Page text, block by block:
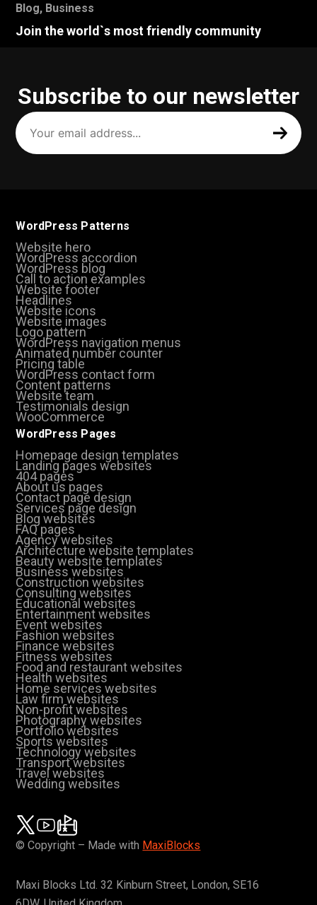
Blog, Business
Join the world`s most friendly community
Subscribe to our newsletter
Your
email
address
(Required)
WordPress Patterns
Website hero
WordPress accordion
WordPress blog
Call to action examples
Website footer
Headlines
Website icons
Website images
Logo pattern
WordPress navigation menus
Animated number counter
Pricing table
WordPress contact form
Content patterns
Website team
Testimonials design
WooCommerce
WordPress Pages
Homepage design templates
Landing pages websites
404 pages
About us pages
Contact page design
Services page design
Blog websites
FAQ pages
Agency websites
Architecture website templates
Beauty website templates
Business websites
Construction websites
Consulting websites
Educational websites
Entertainment websites
Event websites
Fashion websites
Finance websites
Fitness websites
Food and restaurant websites
Health websites
Home services websites
Law firm websites
Non-profit websites
Photography websites
Portfolio websites
Sports websites
Technology websites
Transport websites
Travel websites
Wedding websites
© Copyright – Made with MaxiBlocks
Maxi Blocks Ltd. 32 Kinburn Street, London, SE16